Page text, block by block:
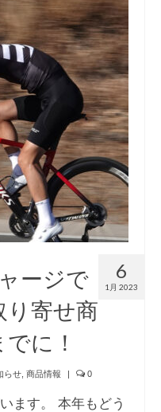
6
1月 2023
ージで
寄せ商
に！
らせ 商品情報 | 0
ます。 本年もどう